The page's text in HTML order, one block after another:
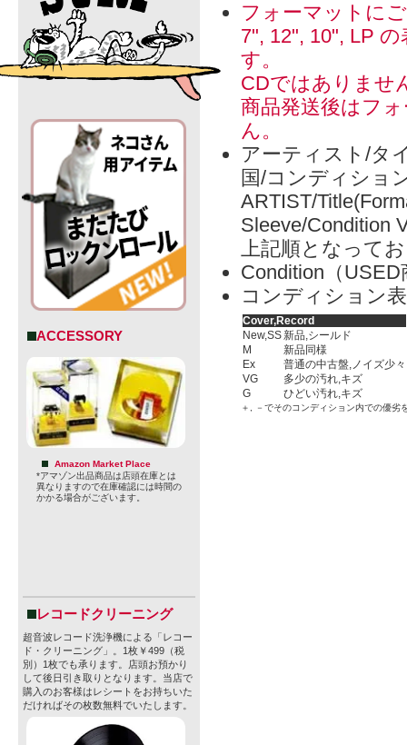
ACCESSORY
Amazon Market Place
*アマゾン出品商品は店頭在庫とは
異なりますので在庫確認には時間の
かかる場合がございます。
レコードクリーニング
超音波レコード洗浄機による「レコー
ド・クリーニング」。1枚￥499（税
別）1枚でも承ります。店頭お預かり
して後日引き取りとなります。当店で
購入のお客様はレシートをお持ちいた
だければその枚数無料でいたします。
フォーマットに
7", 12", 10", LP
す。
CDではありませ
商品発送後はフ
ん。
アーティスト/タ
国/コンディショ
ARTIST/
Sleeve/Condition
上記順となって
Condition（
コンディション
Cover,Record
New,SS新品,シールド
M
新品同様
Ex
普通の中古盤,ノイズ少々
VG
多少の汚れ,キズ
G
ひどい汚れ,キズ
＋, －でそのコンディション内での優劣